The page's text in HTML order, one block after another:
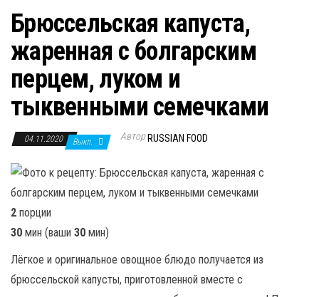
Брюссельская капуста,
жаренная с болгарским
перцем, луком и
тыквенными семечками
04.11.2020 Выкл. Автор RUSSIAN FOOD
2 порции
30 мин (ваши 30 мин)
Лёгкое и оригинальное овощное блюдо получается из
брюссельской капусты, приготовленной вместе с